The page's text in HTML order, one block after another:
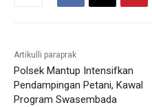
Artikulli paraprak
Polsek Mantup Intensifkan
Pendampingan Petani, Kawal
Program Swasembada